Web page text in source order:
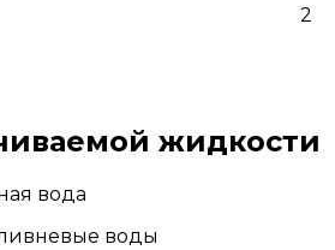
2
жидкости
вода
воды